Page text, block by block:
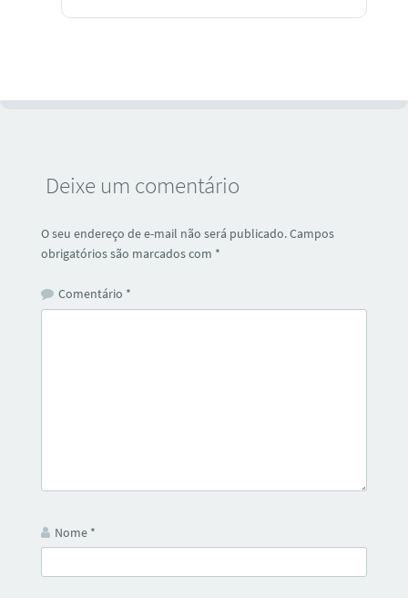
Deixe um comentário
O seu endereço de e-mail não será publicado.Campos
obrigatórios são marcados com *
Comentário *
Nome *